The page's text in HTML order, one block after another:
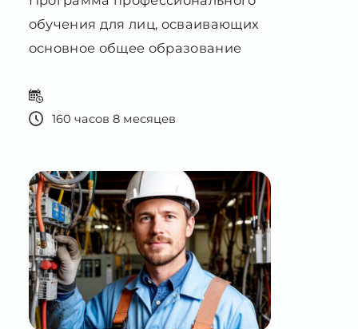
Электромонтёр по ремонту и
обслуживаю